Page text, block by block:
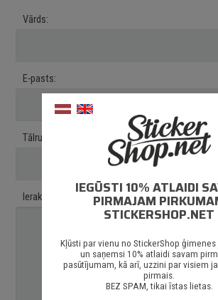
Vārds:
E-pasts:
Tālruņa numurs:
Ieraksti savas vēlmes:IEGŪSTI 10% ATLAIDI
PIRMAJAM
STICKERSHOP.NET
Kļūsti par vienu no StickerShop
un saņemsi 10% atlaidi savam
pasūtījumam, kā arī, uzzini par visiem
pirmais.
BEZ SPAM, tikai īstas lietas.